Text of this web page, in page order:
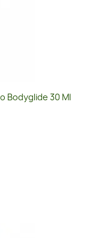
Bodyglide 30 Ml